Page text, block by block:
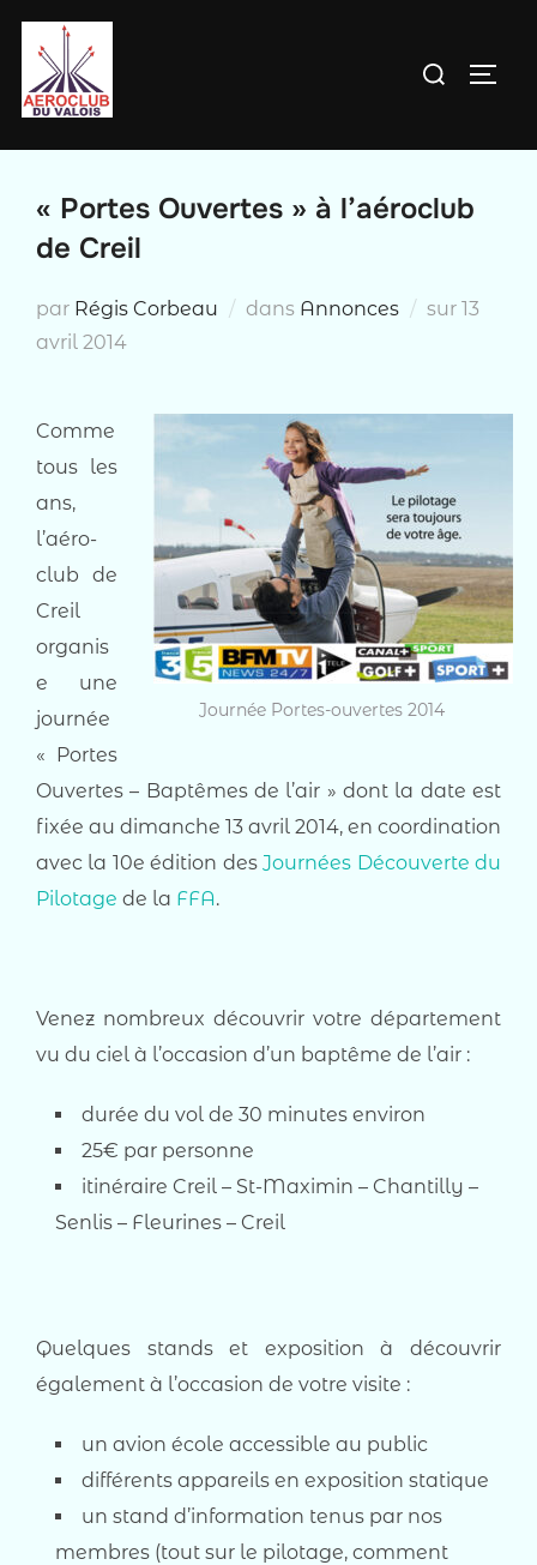
contenu
Rechercher :
« Portes Ouvertes » à l’aéroclub
de Creil
par Régis Corbeau dans Annonces sur Publié
13
avril 2014
Journée Portes-ouvertes 2014
Comme
tous les
ans,
l’aéro-
club de
Creil
organis
e une
journée
« Portes
Ouvertes – Baptêmes de l’air » dont la date est
fixée au dimanche 13 avril 2014, en coordination
avec la 10e édition desJournées Découverte du
Pilotage de la FFA.
Venez nombreux découvrir votre département
vu du ciel à l’occasion d’un baptême de l’air :
durée du vol de 30 minutes environ
25€ par personne
itinéraire Creil – St-Maximin – Chantilly –
Senlis – Fleurines – Creil
Quelques stands et exposition à découvrir
également à l’occasion de votre visite :
un avion école accessible au public
différents appareils en exposition statique
un stand d’information tenus par nos
membres (tout sur le pilotage, comment